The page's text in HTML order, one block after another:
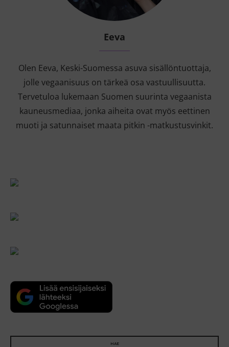
Eeva
Olen Eeva, Keski-Suomessa asuva sisällöntuottaja,
jolle vegaanisuus on tärkeä osa vastuullisuutta.
Tervetuloa lukemaan Suomen suurinta vegaanista
kauneusmediaa, jonka aiheita ovat myös eettinen
muoti ja satunnaiset maata pitkin -matkustusvinkit.
HAE